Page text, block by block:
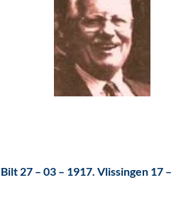
27 – 03 – 1917. Vlissingen 17 –